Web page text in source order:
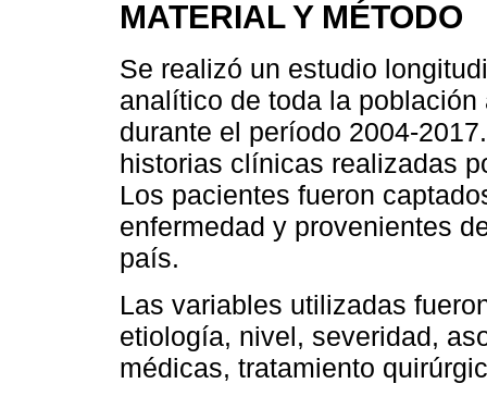
MATERIAL Y MÉTODO
Se realizó un estudio
analítico de toda la
durante el período 2004-
historias clínicas realizadas
Los pacientes fueron
enfermedad y provenientes
país.
Las variables utilizadas
etiología, nivel, severidad,
médicas, tratamiento